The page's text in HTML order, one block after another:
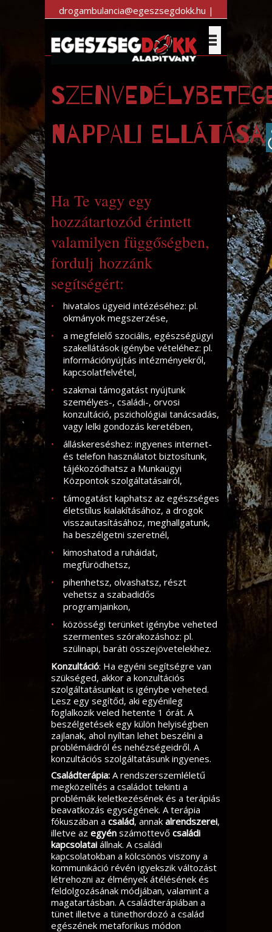
drogambulancia@egeszsegdokk.hu |
+36 30 983 7470
nappali ellátása
Ha Te vagy egy
hozzátartozód érintett
valamilyen függőségben,
fordulj hozzánk
segítségért:
hivatalos ügyeid intézéséhez: pl.
okmányok megszerzése,
a megfelelő szociális, egészségügyi
szakellátások igénybe vételéhez: pl.
információnyújtás intézményekről,
kapcsolatfelvétel,
szakmai támogatást nyújtunk
személyes-, családi-, orvosi
konzultáció, pszichológiai tanácsadás,
vagy lelki gondozás keretében,
álláskereséshez: ingyenes internet-
és telefon használatot biztosítunk,
tájékozódhatsz a Munkaügyi
Központok szolgáltatásairól,
támogatást kaphatsz az egészséges
életstílus kialakításához, a drogok
visszautasításához, meghallgatunk,
ha beszélgetni szeretnél,
kimoshatod a ruháidat,
megfürödhetsz,
pihenhetsz, olvashatsz, részt
vehetsz a szabadidős
programjainkon,
közösségi terünket igénybe veheted
szermentes szórakozáshoz: pl.
szülinapi, baráti összejövetelekhez.
Konzultáció: Ha egyéni segítségre van
szükséged, akkor a konzultációs
szolgáltatásunkat is igénybe veheted.
Lesz egy segítőd, aki egyénileg
foglalkozik veled hetente 1 órát. A
beszélgetések egy külön helyiségben
zajlanak, ahol nyíltan lehet beszélni a
problémáidról és nehézségeidről. A
konzultációs szolgáltatásunk ingyenes.
Családterápia: A rendszerszemléletű
megközelítés a családot tekinti a
problémák keletkezésének és a terápiás
beavatkozás egységének. A terápia
fókuszában a család, annak alrendszerei,
illetve az egyén számottevő családi
kapcsolatai állnak. A családi
kapcsolatokban a kölcsönös viszony a
kommunikáció révén igyekszik változást
létrehozni az élmények átélésének és
feldolgozásának módjában, valamint a
magatartásban. A családterápiában a
tünet illetve a tünethordozó a család
egészének metaforikus módon